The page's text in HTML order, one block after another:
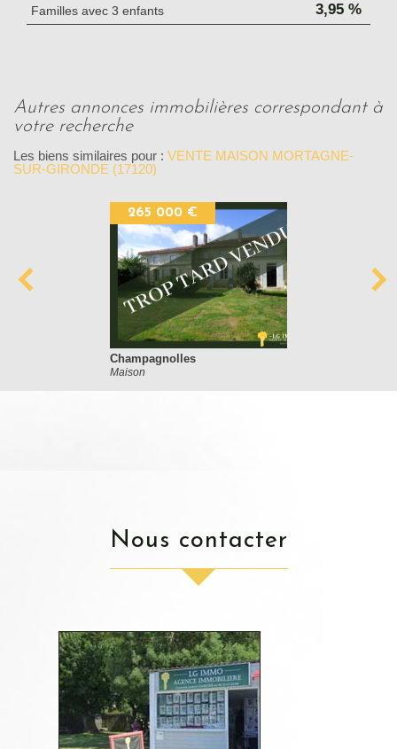
Familles avec 3 enfants 3,95 %
autres annonces immobilières correspondant à
votre recherche
Les biens similaires pour : VENTE MAISON MORTAGNE-
SUR-GIRONDE (17120)
265 000 €
Champagnolles
Maison
nous contacter